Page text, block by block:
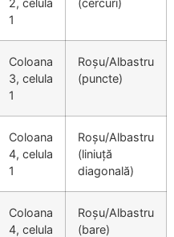
2, celula
1
(cercuri)
Coloana
3, celula
1
Roșu/Albastru
(puncte)
Coloana
4, celula
1
Roșu/Albastru
(liniuță
diagonală)
Coloana
4, celula
Roșu/Albastru
(bare)